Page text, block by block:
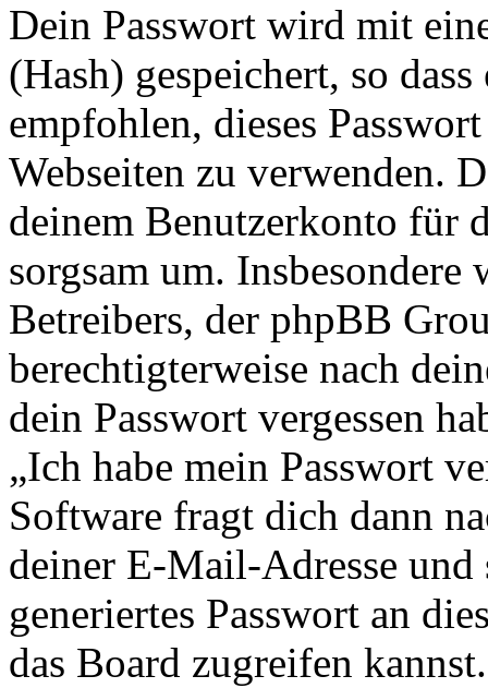
Dein Passwort wird mit
(Hash) gespeichert, so
empfohlen, dieses
Webseiten zu verwenden.
deinem Benutzerkonto für
sorgsam um.
Betreibers, der phpBB
berechtigterweise nach
dein Passwort vergessen
„Ich habe mein Passwort
Software fragt dich dann
deiner E-Mail-Adresse und
generiertes Passwort an
das Board zugreifen kannst.